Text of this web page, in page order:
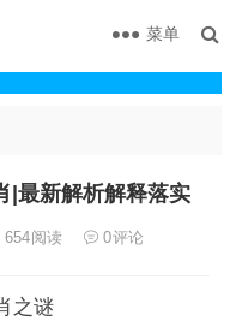
菜单
|最新解析解释落实
654阅读 0评论
之谜